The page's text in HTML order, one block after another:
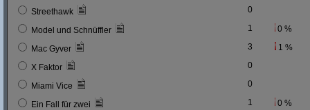
Streethawk 0
Model und Schnüffler 1 0 %
Mac Gyver 3 1 %
X Faktor 0
Miami Vice 0
Ein Fall für zwei 1 0 %